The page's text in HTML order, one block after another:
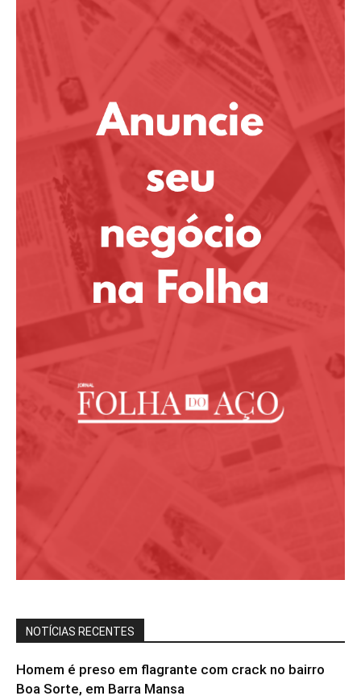
NOTÍCIAS RECENTES
Homem é preso em flagrante com crack no bairro
Boa Sorte, em Barra Mansa